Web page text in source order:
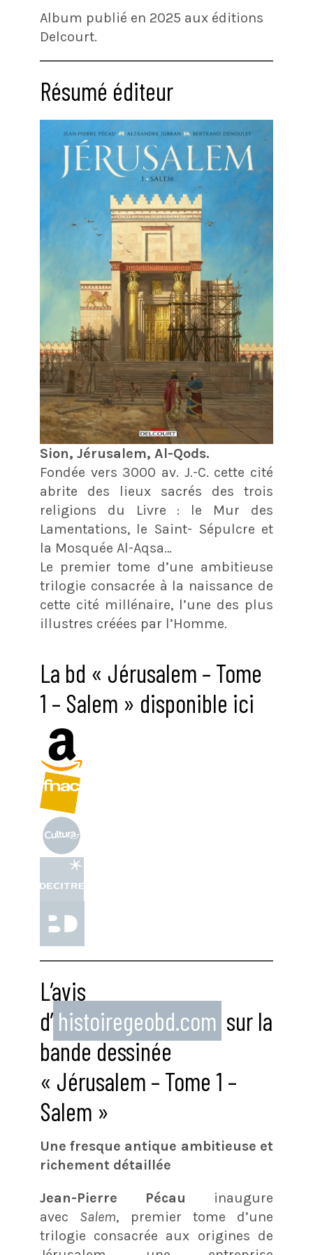
Album publié en 2025 aux éditions
Delcourt.
Résumé éditeur
Sion, Jérusalem, Al-Qods.
Fondée vers 3000 av. J.-C. cette cité
abrite des lieux sacrés des trois
religions du Livre : le Mur des
Lamentations, le Saint- Sépulcre et
la Mosquée Al-Aqsa…
Le premier tome d’une ambitieuse
trilogie consacrée à la naissance de
cette cité millénaire, l’une des plus
illustres créées par l’Homme.
La bd « Jérusalem – Tome
1 – Salem » disponible ici
L’avis
d’ histoiregeobd.com sur la
bande dessinée
« Jérusalem – Tome 1 –
Salem »
Une fresque antique ambitieuse et
richement détaillée
Jean-Pierre Pécau inaugure
avec Salem, premier tome d’une
trilogie consacrée aux origines de